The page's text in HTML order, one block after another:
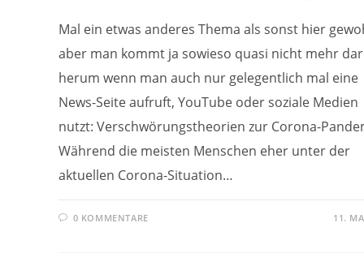
Mal ein etwas anderes Thema als sonst hier
aber man kommt ja sowieso quasi nicht mehr
herum wenn man auch nur gelegentlich mal eine
News-Seite aufruft, YouTube oder soziale Medien
nutzt: Verschwörungstheorien zur Corona-
Während die meisten Menschen eher unter der
aktuellen Corona-Situation…
0 KOMMENTARE 11.